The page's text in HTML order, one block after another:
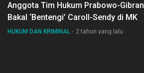
Anggota Tim Hukum Prabowo-Gibran
Bakal ‘Bentengi’ Caroll-Sendy di MK
HUKUM DAN KRIMINAL 2 tahun yang lalu